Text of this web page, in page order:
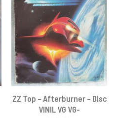
ZZ Top – Afterburner – Disc
VINIL VG VG-